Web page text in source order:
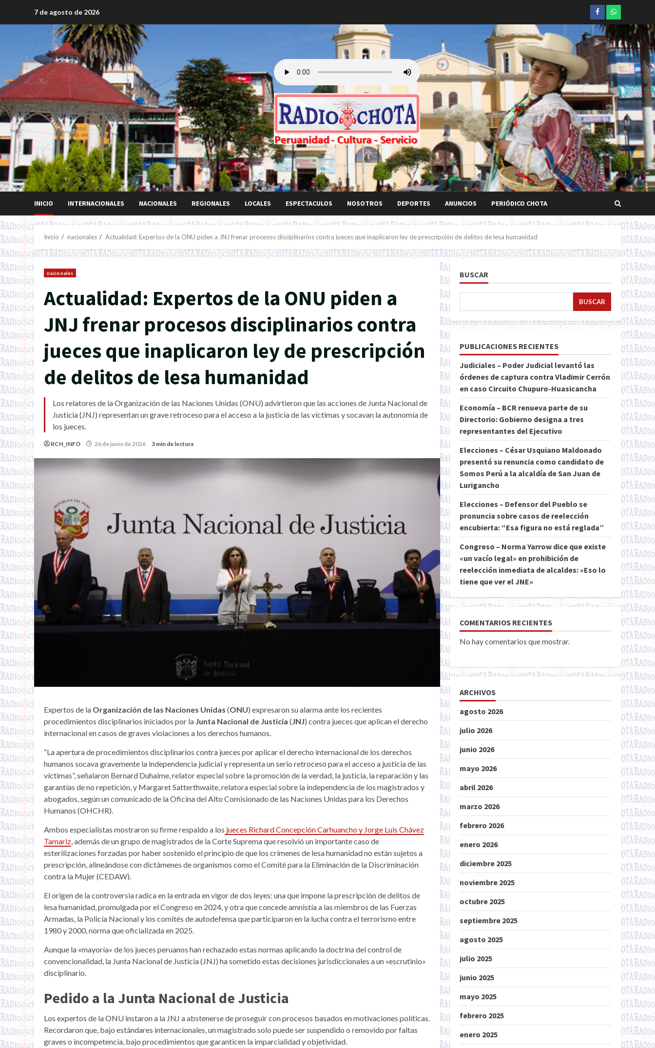
7 de agosto de 2026 Facebookwhatsapp
INICIO INTERNACIONALES NACIONALES REGIONALES LOCALES ESPECTACULOS NOSOTROS DEPORTES ANUNCIOS PERIÓDICO CHOTA
Inicio nacionales Actualidad: Expertos de la ONU piden a JNJ frenar procesos disciplinarios contra jueces que inaplicaron ley de prescripción de delitos de lesa humanidad
nacionales
Actualidad: Expertos de la ONU piden a
JNJ frenar procesos disciplinarios contra
jueces que inaplicaron ley de prescripción
de delitos de lesa humanidad
Los relatores de la Organización de las Naciones Unidas (ONU) advirtieron que las acciones de Junta Nacional de
Justicia (JNJ) representan un grave retroceso para el acceso a la justicia de las víctimas y socavan la autonomía de
los jueces.
RCH_INFO 26 de junio de 2026 3 min de lectura
Expertos de la Organización de las Naciones Unidas (ONU) expresaron su alarma ante los recientes
procedimientos disciplinarios iniciados por la Junta Nacional de Justicia ( JNJ) contra jueces que aplican el derecho
internacional en casos de graves violaciones a los derechos humanos.
“La apertura de procedimientos disciplinarios contra jueces por aplicar el derecho internacional de los derechos
humanos socava gravemente la independencia judicial y representa un serio retroceso para el acceso a justicia de las
víctimas”, señalaron Bernard Duhaime, relator especial sobre la promoción de la verdad, la justicia, la reparación y las
garantías de no repetición, y Margaret Satterthwaite, relatora especial sobre la independencia de los magistrados y
abogados, según un comunicado de la Oficina del Alto Comisionado de las Naciones Unidas para los Derechos
Humanos (OHCHR).
Ambos especialistas mostraron su firme respaldo a los jueces Richard Concepción Carhuancho y Jorge Luis Chávez
Tamariz , además de un grupo de magistrados de la Corte Suprema que resolvió un importante caso de
esterilizaciones forzadas por haber sostenido el principio de que los crímenes de lesa humanidad no están sujetos a
prescripción, alineándose con dictámenes de organismos como el Comité para la Eliminación de la Discriminación
contra la Mujer (CEDAW).
El origen de la controversia radica en la entrada en vigor de dos leyes: una que impone la prescripción de delitos de
lesa humanidad, promulgada por el Congreso en 2024, y otra que concede amnistía a las miembros de las Fuerzas
Armadas, la Policía Nacional y los comités de autodefensa que participaron en la lucha contra el terrorismo entre
1980 y 2000, norma que oficializada en 2025.
Aunque la «mayoría» de los jueces peruanos han rechazado estas normas aplicando la doctrina del control de
convencionalidad, la Junta Nacional de Justicia (JNJ) ha sometido estas decisiones jurisdiccionales a un «escrutinio»
disciplinario.
Pedido a la Junta Nacional de Justicia
Los expertos de la ONU instaron a la JNJ a abstenerse de proseguir con procesos basados en motivaciones políticas.
Recordaron que, bajo estándares internacionales, un magistrado solo puede ser suspendido o removido por faltas
graves o incompetencia, bajo procedimientos que garanticen la imparcialidad y objetividad.
BUSCAR
BUSCAR
PUBLICACIONES RECIENTES
Judiciales – Poder Judicial levantó las
órdenes de captura contra Vladimir Cerrón
en caso Circuito Chupuro-Huasicancha
Economía – BCR renueva parte de su
Directorio: Gobierno designa a tres
representantes del Ejecutivo
Elecciones – César Usquiano Maldonado
presentó su renuncia como candidato de
Somos Perú a la alcaldía de San Juan de
Lurigancho
Elecciones – Defensor del Pueblo se
pronuncia sobre casos de reelección
encubierta: “Esa figura no está reglada”
Congreso – Norma Yarrow dice que existe
«un vacío legal» en prohibición de
reelección inmediata de alcaldes: «Eso lo
tiene que ver el JNE»
COMENTARIOS RECIENTES
No hay comentarios que mostrar.
ARCHIVOS
agosto 2026
julio 2026
junio 2026
mayo 2026
abril 2026
marzo 2026
febrero 2026
enero 2026
diciembre 2025
noviembre 2025
octubre 2025
septiembre 2025
agosto 2025
julio 2025
junio 2025
mayo 2025
febrero 2025
enero 2025